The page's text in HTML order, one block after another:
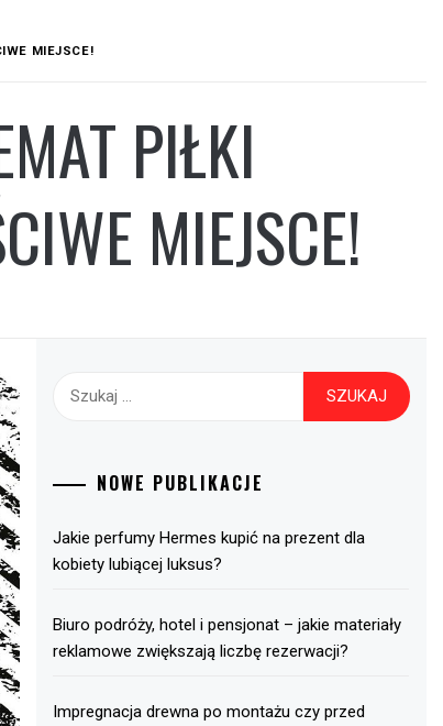
MIEJSCE!
PIŁKI
MIEJSCE!
Szukaj:
NOWE PUBLIKACJE
Jakie perfumy Hermes kupić na prezent dla
kobiety lubiącej luksus?
Biuro podróży, hotel i pensjonat – jakie materiały
reklamowe zwiększają liczbę rezerwacji?
Impregnacja drewna po montażu czy przed